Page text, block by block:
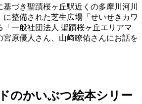
づき聖蹟桜ヶ丘駅近くの多摩川河川
に整備された芝生広場「せいせきカワ
「一般社団法人 聖蹟桜ヶ丘エリアマ
宮原優人さん、山﨑瞭佑さんにお話を
のかいぶつ絵本シリー